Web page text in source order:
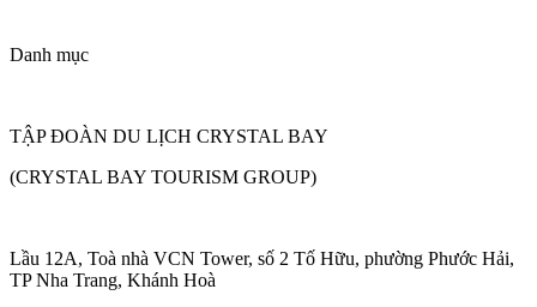
Danh mục
TẬP ĐOÀN DU LỊCH CRYSTAL BAY
(CRYSTAL BAY TOURISM GROUP)
Lầu 12A, Toà nhà VCN Tower, số 2 Tố Hữu, phường Phước Hải,
TP Nha Trang, Khánh Hoà